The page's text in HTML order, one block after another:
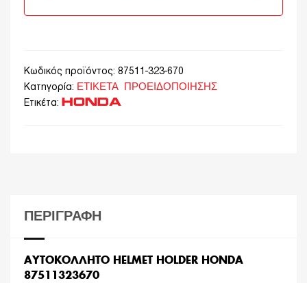
Κωδικός προϊόντος: 87511-323-670
Κατηγορία: ΕΤΙΚΕΤΑ ΠΡΟΕΙΔΟΠΟΙΗΣΗΣ
Ετικέτα: HONDA
ΠΕΡΙΓΡΑΦΉ
ΑΥΤΟΚΟΛΛΗΤO HELMET HOLDER HONDA
87511323670